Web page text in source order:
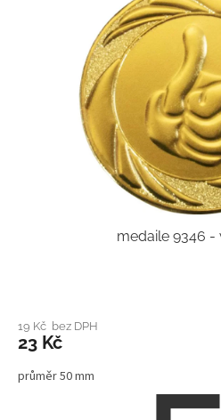
medaile 9346 -
19 Kč bez DPH
23 Kč
průměr 50 mm